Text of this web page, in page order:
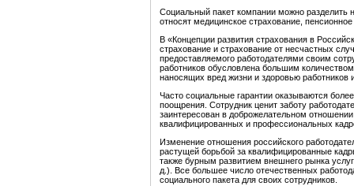
Социальный пакет компании можно разделить
относят медицинское страхование,
В «Концепции развития страхования в
страхование и страхование от несчастных
предоставляемого работодателями своим
работников обусловлена большим
наносящих вред жизни и здоровью работников
Часто социальные гарантии оказываются
поощрения. Сотрудник ценит заботу
заинтересован в доброжелательном
квалифицированных и профессиональных
Изменение отношения российского
растущей борьбой за квалифицированные
также бурным развитием внешнего рынка
д.). Все большее число отечественных
социального пакета для своих сотрудников.